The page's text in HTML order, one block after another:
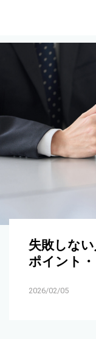
失敗しない
ポイント
2026/02/05